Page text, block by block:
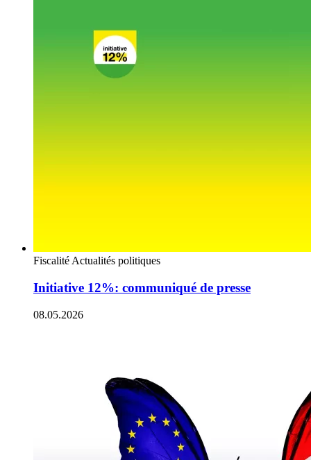
Fiscalité Actualités politiques
Initiative 12%: communiqué de presse
08.05.2026